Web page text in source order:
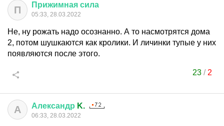
П Прижимная сила
05:33, 28.03.2022
Не, ну рожать надо осознанно. А то насмотрятся дома
2, потом шушкаются как кролики. И личинки тупые у них
появляются после этого.
23 / 2
А Александр K.
06:33, 28.03.2022